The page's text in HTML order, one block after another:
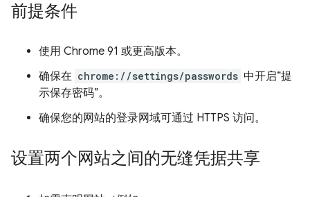
前提条件
使用 Chrome 91 或更高版本。
确保在 chrome://settings/passwords 中开启“提
示保存密码”。
确保您的网站的登录网域可通过 HTTPS 访问。
设置两个网站之间的无缝凭据共享